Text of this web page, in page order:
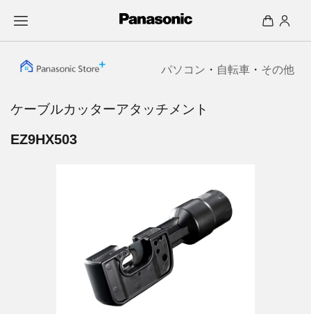
パソコン ・ 自転車 ・ その他
ケーブルカッターアタッチメント
EZ9HX503